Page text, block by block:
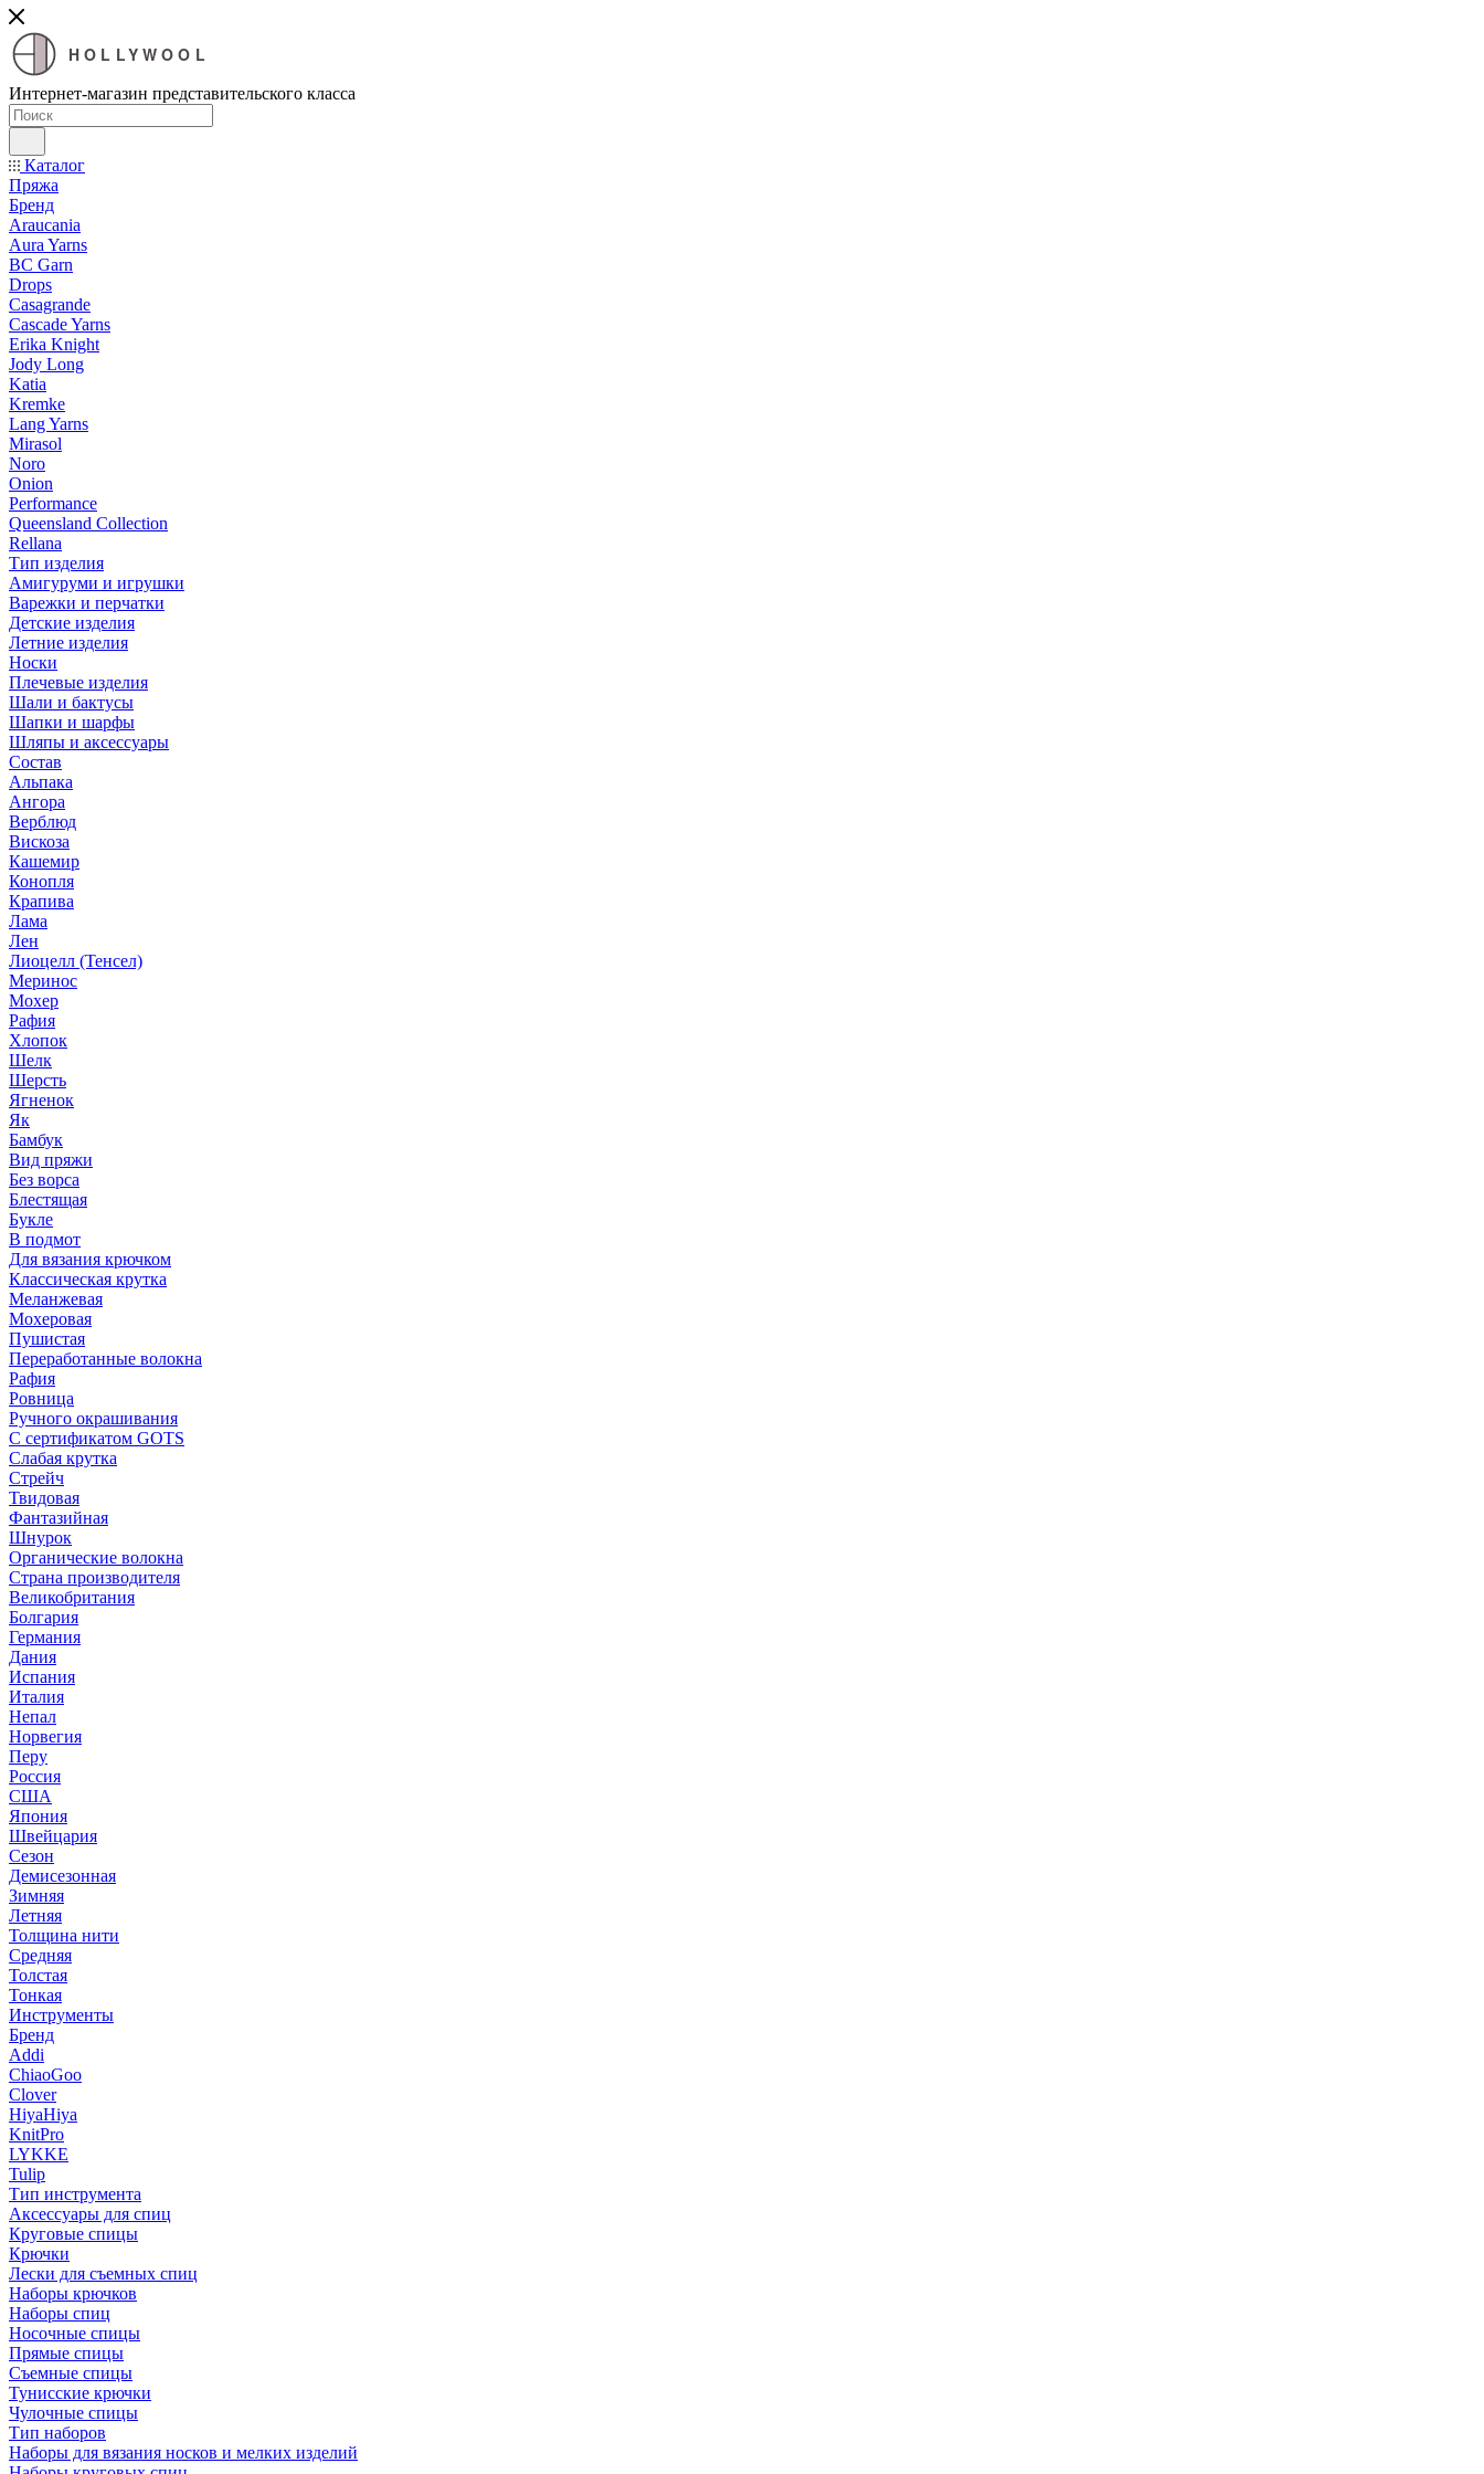
HOLLYWOOL
Интернет-магазин представительского класса
Каталог
Пряжа
Бренд
Araucania
Aura Yarns
BC Garn
Drops
Casagrande
Cascade Yarns
Erika Knight
Jody Long
Katia
Kremke
Lang Yarns
Mirasol
Noro
Onion
Performance
Queensland Collection
Rellana
Тип изделия
Амигуруми и игрушки
Варежки и перчатки
Детские изделия
Летние изделия
Носки
Плечевые изделия
Шали и бактусы
Шапки и шарфы
Шляпы и аксессуары
Состав
Альпака
Ангора
Верблюд
Вискоза
Кашемир
Конопля
Крапива
Лама
Лен
Лиоцелл (Тенсел)
Меринос
Мохер
Рафия
Хлопок
Шелк
Шерсть
Ягненок
Як
Бамбук
Вид пряжи
Без ворса
Блестящая
Букле
В подмот
Для вязания крючком
Классическая крутка
Меланжевая
Мохеровая
Пушистая
Переработанные волокна
Рафия
Ровница
Ручного окрашивания
С сертификатом GOTS
Слабая крутка
Стрейч
Твидовая
Фантазийная
Шнурок
Органические волокна
Страна производителя
Великобритания
Болгария
Германия
Дания
Испания
Италия
Непал
Норвегия
Перу
Россия
США
Япония
Швейцария
Сезон
Демисезонная
Зимняя
Летняя
Толщина нити
Средняя
Толстая
Тонкая
Инструменты
Бренд
Addi
ChiaoGoo
Clover
HiyaHiya
KnitPro
LYKKE
Tulip
Тип инструмента
Аксессуары для спиц
Круговые спицы
Крючки
Лески для съемных спиц
Наборы крючков
Наборы спиц
Носочные спицы
Прямые спицы
Съемные спицы
Тунисские крючки
Чулочные спицы
Тип наборов
Наборы для вязания носков и мелких изделий